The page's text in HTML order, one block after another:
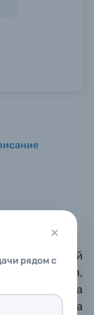
рядом с
фотографий
глянцевая,
(толщина
листа